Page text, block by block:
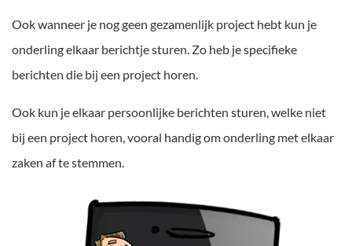
Ook wanneer je nog geen gezamenlijk project hebt kun je
onderling elkaar berichtje sturen. Zo heb je specifieke
berichten die bij een project horen.
Ook kun je elkaar persoonlijke berichten sturen, welke niet
bij een project horen, vooral handig om onderling met elkaar
zaken af te stemmen.